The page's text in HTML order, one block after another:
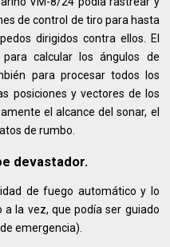
de control de tiro para hasta
dirigidos contra ellos. El
calcular los ángulos de
para procesar todos los
posiciones y vectores de los
el alcance del sonar, el
de rumbo.
devastador.
de fuego automático y lo
la vez, que podía ser guiado
emergencia).